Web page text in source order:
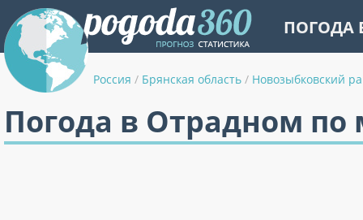
ПОГОДА
Россия / Брянская область / Новозыбковский
Погода в Отрадном по